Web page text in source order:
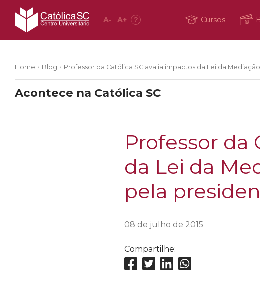
A- A+ ? Cursos
Home / Blog / Professor da Católica SC avalia impactos da Lei da
Acontece na Católica SC
Professor da
da Lei da
pela
08 de julho de 2015
Compartilhe: